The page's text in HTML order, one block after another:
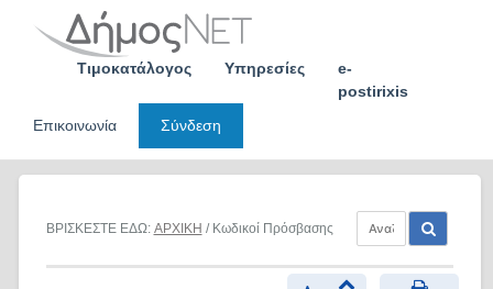
Τιμοκατάλογος Υπηρεσίες
e-
postirixis
Επικοινωνία
Σύνδεση
ΒΡΙΣΚΕΣΤΕ ΕΔΩ: ΑΡΧΙΚΗ / Κωδικοί Πρόσβασης